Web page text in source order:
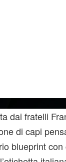
dai fratelli
di capi
blueprint